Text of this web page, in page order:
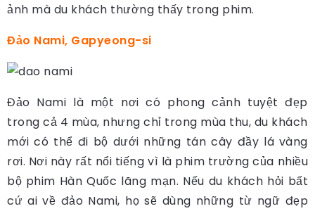
ảnh mà du khách thường thấy trong phim.
Đảo Nami, Gapyeong-si
Đảo Nami là một nơi có phong cảnh tuyệt đẹp
trong cả 4 mùa, nhưng chỉ trong mùa thu, du khách
mới có thể đi bộ dưới những tán cây đầy lá vàng
rơi. Nơi này rất nổi tiếng vì là phim trường của nhiều
bộ phim Hàn Quốc lãng mạn. Nếu du khách hỏi bất
cứ ai về đảo Nami, họ sẽ dùng những từ ngữ đẹp